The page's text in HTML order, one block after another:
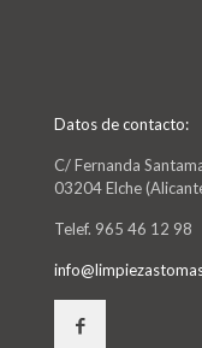
Datos de contacto:
C/ Fernanda
03204 Elche
Telef. 965 46 12 98